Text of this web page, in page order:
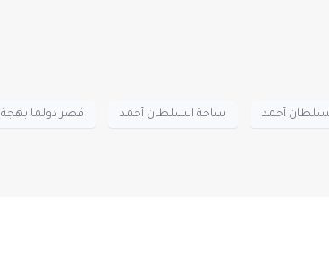
أحمد ساحة السلطان أحمد قصر دولما بهجة